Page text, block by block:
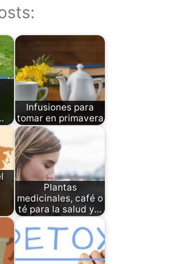
Infusiones para
tomar en primavera
Plantas
medicinales, café o
té para la salud y…